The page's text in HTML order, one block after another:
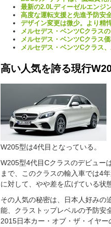
最新の2.0Lディーゼルエンジ
高度な運転支援と先進予防安
デザイン変更は微少。より精
メルセデス・ベンツCクラス
メルセデス・ベンツCクラス
メルセデス・ベンツCクラス
高い人気を誇る現行
W205型は4代目となっている。
W205型4代目Cクラスのデビュー
まで、このクラスの輸入車では4
に対して、やや差を広げている状
その人気の秘密は、日本人好みの
能、クラストップレベルの予防安
2015日本カー・オブ・ザ・イヤー